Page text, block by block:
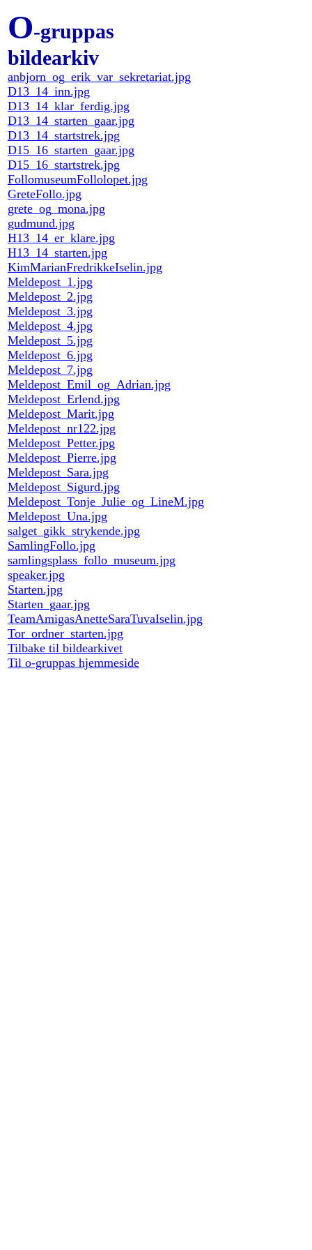
O-gruppas
bildearkiv
anbjorn_og_erik_var_sekretariat.jpg
D13_14_inn.jpg
D13_14_klar_ferdig.jpg
D13_14_starten_gaar.jpg
D13_14_startstrek.jpg
D15_16_starten_gaar.jpg
D15_16_startstrek.jpg
FollomuseumFollolopet.jpg
GreteFollo.jpg
grete_og_mona.jpg
gudmund.jpg
H13_14_er_klare.jpg
H13_14_starten.jpg
KimMarianFredrikkeIselin.jpg
Meldepost_1.jpg
Meldepost_2.jpg
Meldepost_3.jpg
Meldepost_4.jpg
Meldepost_5.jpg
Meldepost_6.jpg
Meldepost_7.jpg
Meldepost_Emil_og_Adrian.jpg
Meldepost_Erlend.jpg
Meldepost_Marit.jpg
Meldepost_nr122.jpg
Meldepost_Petter.jpg
Meldepost_Pierre.jpg
Meldepost_Sara.jpg
Meldepost_Sigurd.jpg
Meldepost_Tonje_Julie_og_LineM.jpg
Meldepost_Una.jpg
salget_gikk_strykende.jpg
SamlingFollo.jpg
samlingsplass_follo_museum.jpg
speaker.jpg
Starten.jpg
Starten_gaar.jpg
TeamAmigasAnetteSaraTuvaIselin.jpg
Tor_ordner_starten.jpg
Tilbake til bildearkivet
Til o-gruppas hjemmeside